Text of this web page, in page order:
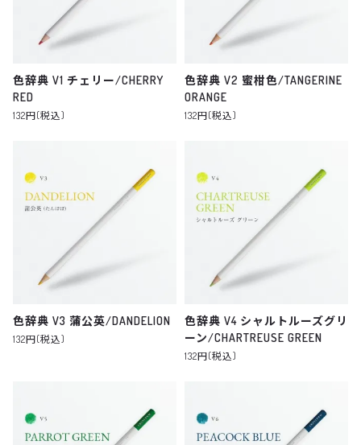
色辞典 V1 チェリー/CHERRY
RED
132円(税込)
色辞典 V2 蜜柑色/TANGERINE
ORANGE
132円(税込)
色辞典 V3 蒲公英/DANDELION
132円(税込)
色辞典 V4 シャルトルーズグリ
ーン/CHARTREUSE GREEN
132円(税込)